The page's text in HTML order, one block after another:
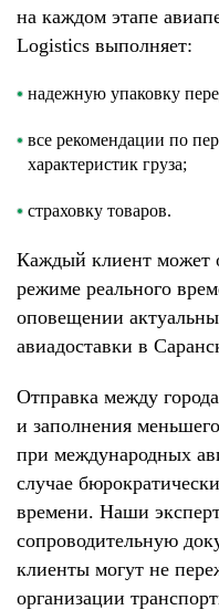
на каждом этапе
Logistics выполняет:
надежную упаковку
все рекомендации по
характеристик груза;
страховку товаров.
Каждый клиент может
режиме реального
оповещении
авиадоставки в
Отправка между
и заполнения
при международных
случае
времени. Наши
сопроводительную
клиенты могут не
организации